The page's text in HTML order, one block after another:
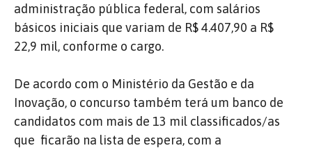
administração pública federal, com salários
básicos iniciais que variam de R$ 4.407,90 a R$
22,9 mil, conforme o cargo.
De acordo com o Ministério da Gestão e da
Inovação, o concurso também terá um banco de
candidatos com mais de 13 mil classificados/as
que ficarão na lista de espera, com a